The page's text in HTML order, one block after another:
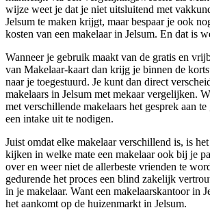
wijze weet je dat je niet uitsluitend met
Jelsum te maken krijgt, maar bespaar je ook
kosten van een makelaar in Jelsum. En dat is
Wanneer je gebruik maakt van de gratis en
van Makelaar-kaart dan krijg je binnen de
naar je toegestuurd. Je kunt dan direct
makelaars in Jelsum met mekaar vergelijken.
met verschillende makelaars het gesprek aan
een intake uit te nodigen.
Juist omdat elke makelaar verschillend is, is
kijken in welke mate een makelaar ook bij je
over en weer niet de allerbeste vrienden te
gedurende het proces een blind zakelijk
in je makelaar. Want een makelaarskantoor in
het aankomt op de huizenmarkt in Jelsum.